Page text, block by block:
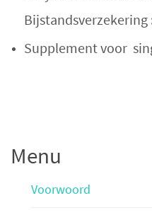
Bijstandsverzekering
Supplement voor
Menu
Voorwoord